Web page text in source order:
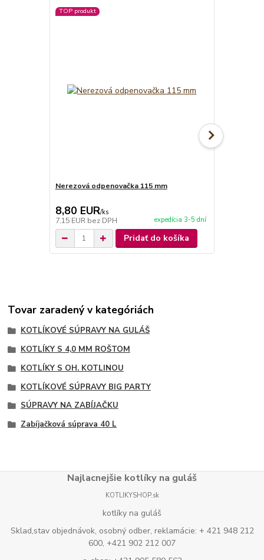
TOP produkt
Nerezová odpenovačka 115 mm
8,80 EUR/ks
7,15 EUR bez DPH expedícia 3-5 dní
Pridať do košíka
Tovar zaradený v kategóriách
KOTLÍKOVÉ SÚPRAVY NA GULÁŠ
KOTLÍKY S 4,0 MM ROŠTOM
KOTLÍKY S OH. KOTLINOU
KOTLÍKOVÉ SÚPRAVY BIG PARTY
SÚPRAVY NA ZABÍJAČKU
Zabíjačková súprava 40 L
Najlacnejšie kotlíky na guláš
KOTLIKYSHOP.sk
kotlíky na guláš
Sklad,stav objednávok, osobný odber, reklamácie: + 421 948 212
600, +421 902 212 007